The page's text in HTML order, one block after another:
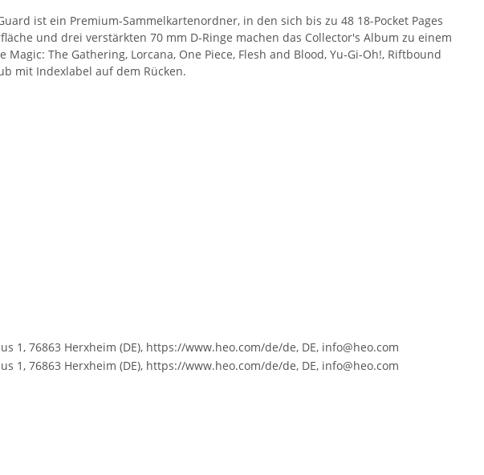
ist ein Premium-Sammelkartenordner, in den sich bis zu 48 18-Pocket Pages
und drei verstärkten 70 mm D-Ringe machen das Collector's Album zu einem
The Gathering, Lorcana, One Piece, Flesh and Blood, Yu-Gi-Oh!, Riftbound
mit Indexlabel auf dem Rücken.
1, 76863 Herxheim (DE), https://www.heo.com/de/de, DE, info@heo.com
1, 76863 Herxheim (DE), https://www.heo.com/de/de, DE, info@heo.com